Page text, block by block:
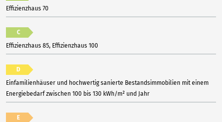
Effizienzhaus 70
C
Effizienzhaus 85, Effizienzhaus 100
D
Einfamilienhäuser und hochwertig sanierte Bestandsimmobilien mit einem
Energiebedarf zwischen 100 bis 130 kWh/m² und Jahr
E